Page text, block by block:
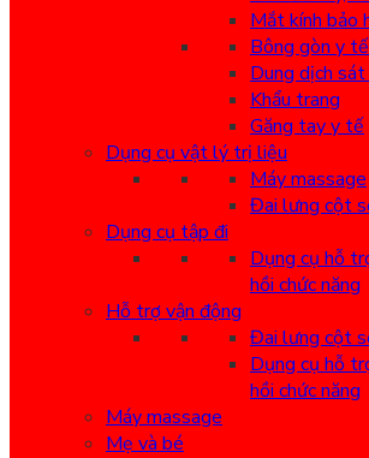
Mắt kính bảo
Bông gòn y tế
Dung dịch sát
Khẩu trang
Găng tay y tế
Dụng cụ vật lý trị liệu
Máy massage
Đai lưng cột
Dụng cụ tập đi
Dụng cụ hỗ
hồi chức năng
Hỗ trợ vận động
Đai lưng cột
Dụng cụ hỗ
hồi chức năng
Máy massage
Mẹ và bé